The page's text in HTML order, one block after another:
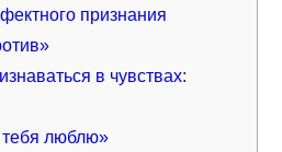
признания
в чувствах:
тебя люблю»